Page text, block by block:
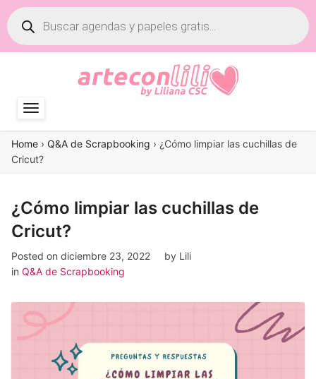
Búsqueda
de
productos
Home › Q&A de Scrapbooking › ¿Cómo limpiar las cuchillas de
Cricut?
¿Cómo limpiar las cuchillas de
Cricut?
Posted on diciembre 23, 2022 by Lili
in Q&A de Scrapbooking